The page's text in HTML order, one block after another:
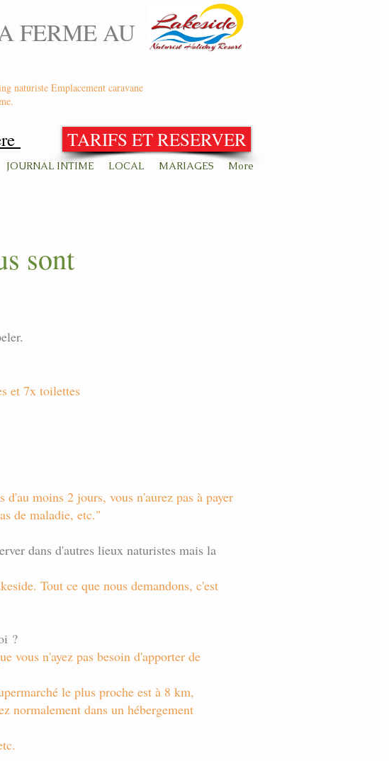
FERME AU
naturiste Emplacement caravane
TARIFS ET RESERVER
JOURNAL INTIME LOCAL MARIAGES More
sont
et 7x toilettes
moins 2 jours, vous n'aurez pas à payer
de maladie, etc."
dans d'autres lieux naturistes mais la
Tout ce que nous demandons, c'est
?
vous n'ayez pas besoin d'apporter de
le plus proche est à 8 km,
normalement dans un hébergement